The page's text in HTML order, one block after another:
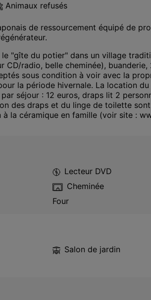
Animaux refusés
de ressourcement équipé de
"gîte du potier" dans un village
CD/radio, belle cheminée),
sous condition à voir avec la
la période hivernale. La location
séjour : 12 euros, draps lit 2
des draps et du linge de toilette
la céramique en famille (voir site :
Lecteur DVD
Cheminée
Four
Salon de jardin